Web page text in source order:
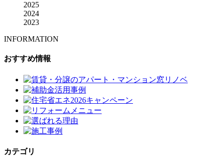
2025
2024
2023
INFORMATION
おすすめ情報
カテゴリ